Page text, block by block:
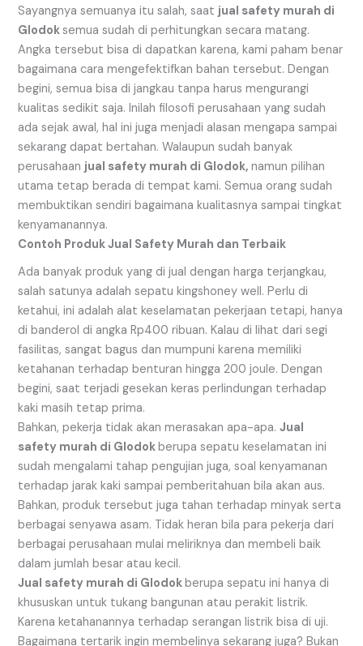
Sayangnya semuanya itu salah, saat jual safety murah di
Glodoksemua sudah di perhitungkan secara matang.
Angka tersebut bisa di dapatkan karena, kami paham benar
bagaimana cara mengefektifkan bahan tersebut. Dengan
begini, semua bisa di jangkau tanpa harus mengurangi
kualitas sedikit saja. Inilah filosofi perusahaan yang sudah
ada sejak awal, hal ini juga menjadi alasan mengapa sampai
sekarang dapat bertahan. Walaupun sudah banyak
perusahaan jual safety murah di Glodok,namun pilihan
utama tetap berada di tempat kami. Semua orang sudah
membuktikan sendiri bagaimana kualitasnya sampai tingkat
kenyamanannya.
Contoh Produk Jual Safety Murah dan Terbaik
Ada banyak produk yang di jual dengan harga terjangkau,
salah satunya adalah sepatu kingshoney well. Perlu di
ketahui, ini adalah alat keselamatan pekerjaan tetapi, hanya
di banderol di angka Rp400 ribuan. Kalau di lihat dari segi
fasilitas, sangat bagus dan mumpuni karena memiliki
ketahanan terhadap benturan hingga 200 joule. Dengan
begini, saat terjadi gesekan keras perlindungan terhadap
kaki masih tetap prima.
Bahkan, pekerja tidak akan merasakan apa-apa.Jual
safety murah di Glodokberupa sepatu keselamatan ini
sudah mengalami tahap pengujian juga, soal kenyamanan
terhadap jarak kaki sampai pemberitahuan bila akan aus.
Bahkan, produk tersebut juga tahan terhadap minyak serta
berbagai senyawa asam. Tidak heran bila para pekerja dari
berbagai perusahaan mulai meliriknya dan membeli baik
dalam jumlah besar atau kecil.
Jual safety murah di Glodokberupa sepatu ini hanya di
khususkan untuk tukang bangunan atau perakit listrik.
Karena ketahanannya terhadap serangan listrik bisa di uji.
Bagaimana tertarik ingin membelinya sekarang juga? Bukan